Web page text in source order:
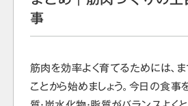
事
筋肉を効率よく育てるためには、
ことから始めましょう。今日の食事